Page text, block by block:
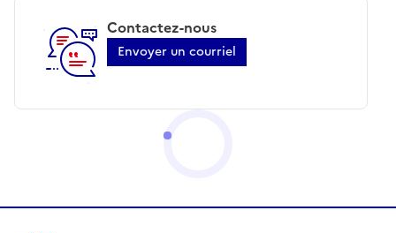
Contactez-nous
Envoyer un courriel